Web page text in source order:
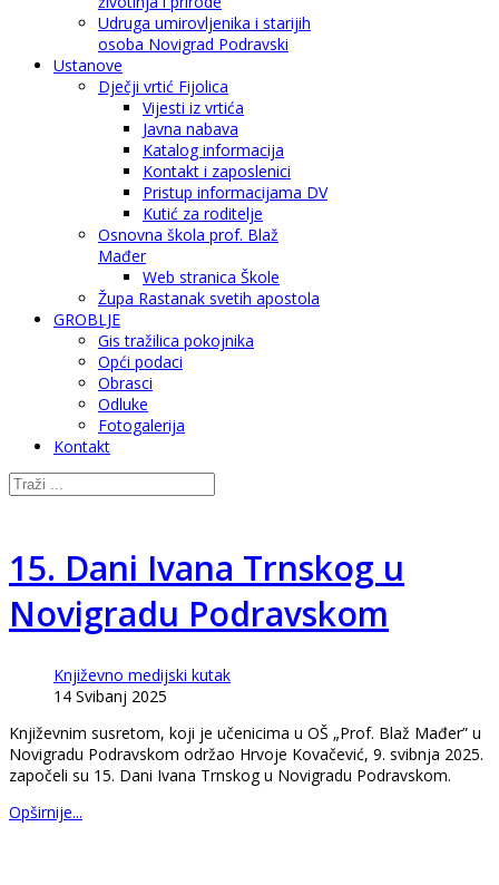
Udruga umirovljenika i starijih
osoba Novigrad Podravski
Ustanove
Dječji vrtić Fijolica
Vijesti iz vrtića
Javna nabava
Katalog informacija
Kontakt i zaposlenici
Pristup informacijama DV
Kutić za roditelje
Osnovna škola prof. Blaž
Mađer
Web stranica Škole
Župa Rastanak svetih apostola
GROBLJE
Gis tražilica pokojnika
Opći podaci
Obrasci
Odluke
Fotogalerija
Kontakt
15. Dani Ivana Trnskog u
Novigradu Podravskom
Književno medijski kutak
14 Svibanj 2025
Književnim susretom, koji je učenicima u OŠ „Prof. Blaž Mađer” u
Novigradu Podravskom održao Hrvoje Kovačević, 9. svibnja 2025.
započeli su 15. Dani Ivana Trnskog u Novigradu Podravskom.
Opširnije...